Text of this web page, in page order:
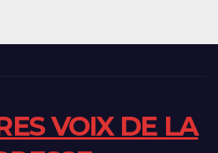
VOIX DE LA